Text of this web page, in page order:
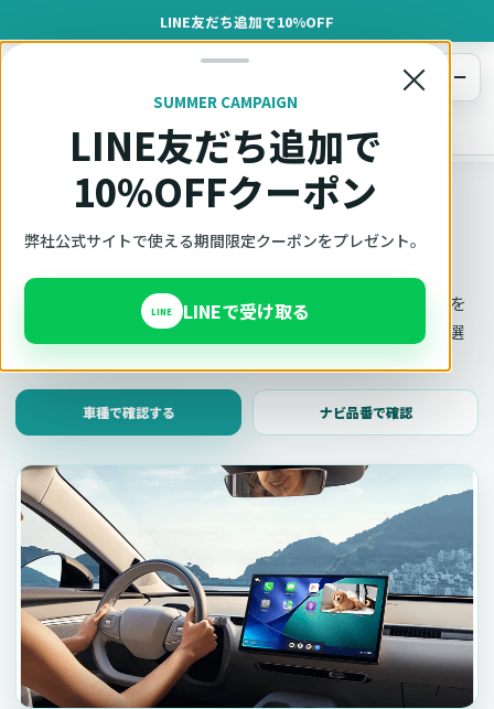
LINE友だち追加で10%OFF
×
SUMMER CAMPAIGN
LINE友だち追加で
10%OFFクーポン
弊社公式サイトで使える期間限定クーポンをプレゼント。
LINE LINEで受け取る
オットキャスト
メニュー
車種適合確認
車種適合確認
車種と年式で適合確認
Ottocast（オットキャスト）の対応製品、条件、注意事項を
このページ内で見られます。 迷った場合は、車種と年式を選
車種で確認する ナビ品番で確認